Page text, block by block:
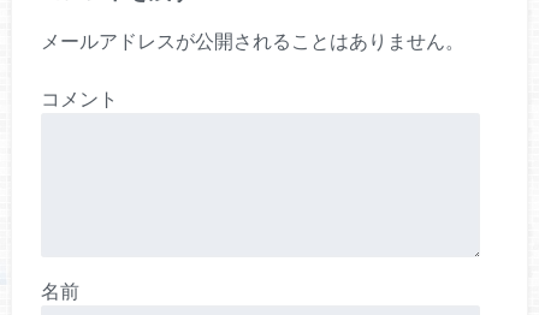
メールアドレスが公開されることはありません。
コメント
名前